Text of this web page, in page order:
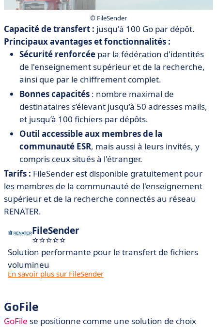
© FileSender
Capacité de transfert : jusqu'à 100 Go par dépôt.
Principaux avantages et fonctionnalités :
Sécurité renforcée par la fédération d'identités
de l'enseignement supérieur et de la recherche,
ainsi que par le chiffrement complet.
Bonnes capacités : nombre maximal de
destinataires s’élevant jusqu’à 50 adresses mails,
et jusqu’à 100 fichiers par dépôts.
Outil accessible aux membres de la
communauté ESR, mais aussi à leurs invités, y
compris ceux situés à l'étranger.
Tarifs : FileSender est disponible gratuitement pour
les membres de la communauté de l'enseignement
supérieur et de la recherche connectés au réseau
RENATER.
FileSender
Solution performante pour le transfert de fichiers
volumineu
En savoir plus sur FileSender
GoFile
GoFile se positionne comme une solution de choix